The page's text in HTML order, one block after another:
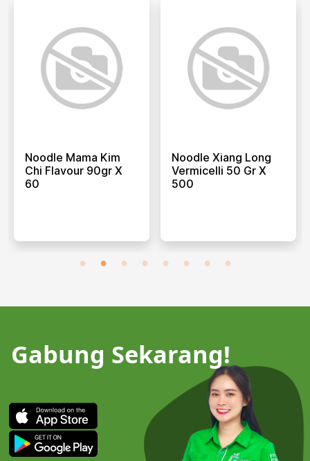
Noodle Mama Kim
Chi Flavour 90gr X
60
Noodle Xiang Long
Vermicelli 50 Gr X
500
Gabung Sekarang!